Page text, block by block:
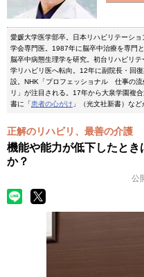
愛媛大学医学部卒。日本リハビリテーシ
学会専門医。1987年に脳卒中治療を専門
脳卒中病態生理学を研究。初台リハビリ
学リハビリ医へ転向。12年に副院長・回
設。NHK「プロフェッショナル 仕事の
リ」が注目される。17年から大泉学園複
書に「患者の心がけ 」（光文社新書）など
正解のリハビリ、最善の介護
機能や能力が低下したと
か？
公